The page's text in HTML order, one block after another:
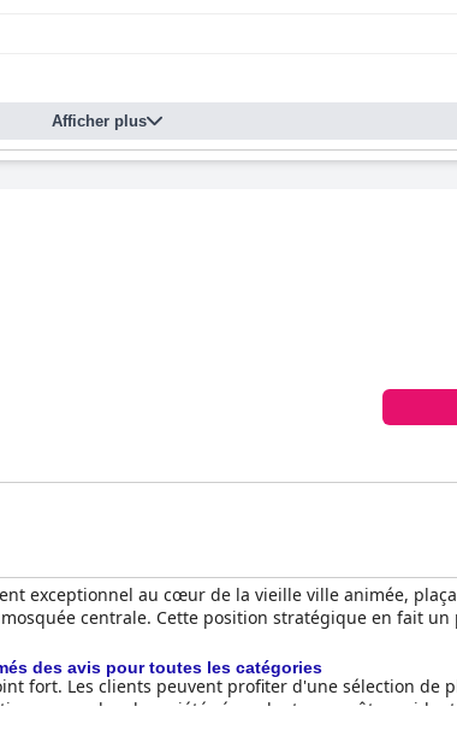
Afficher plus
exceptionnel au cœur de la vieille ville animée,
centrale. Cette position stratégique en fait
fort. Les clients peuvent profiter d'une sélection de
pour plus de variété répondant aux goûts
des avis pour toutes les catégories